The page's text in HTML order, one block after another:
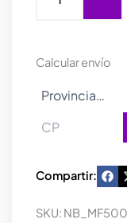
MASTERFRAME
BLACK
ARGB
Calcular envío
Compartir:
SKU: